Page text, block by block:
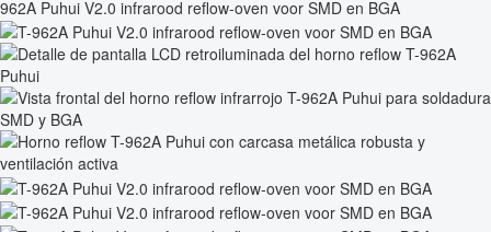
962A Puhui V2.0 infrarood reflow-oven voor SMD en BGA